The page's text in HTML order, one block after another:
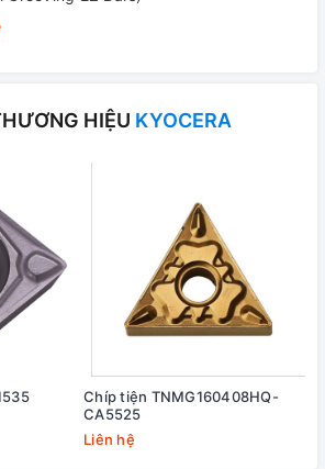
HIỆU KYOCERA
Chíp tiện TNMG160408HQ-
CA5525
Liên hệ